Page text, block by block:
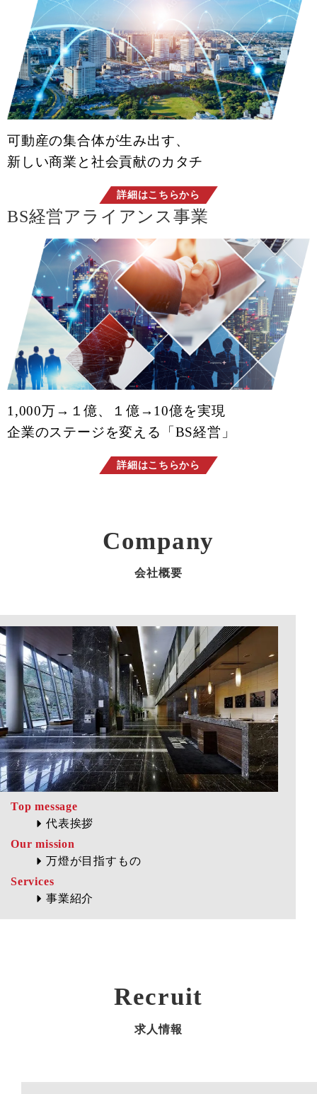
可動産の集合体が生み出す、
新しい商業と社会貢献のカタチ
詳細はこちらから
BS経営アライアンス事業
1,000万→１億、１億→10億を実現
企業のステージを変える「BS経営」
詳細はこちらから
Company
会社概要
Top message
代表挨拶
Our mission
万燈が目指すもの
Services
事業紹介
Recruit
求人情報